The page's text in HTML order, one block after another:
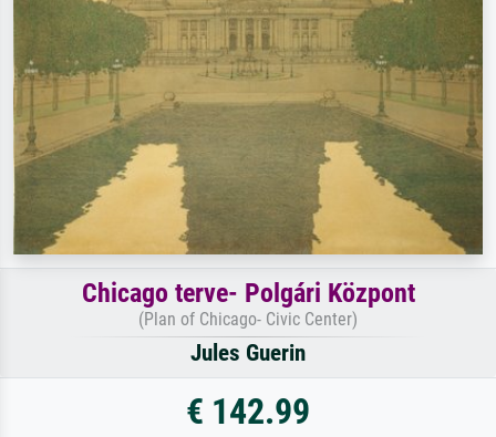
Chicago terve- Polgári Központ
(Plan of Chicago- Civic Center)
Jules Guerin
€ 142.99